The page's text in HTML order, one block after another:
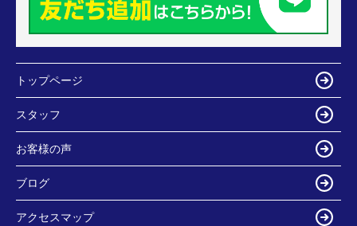
トップページ
スタッフ
お客様の声
ブログ
アクセスマップ